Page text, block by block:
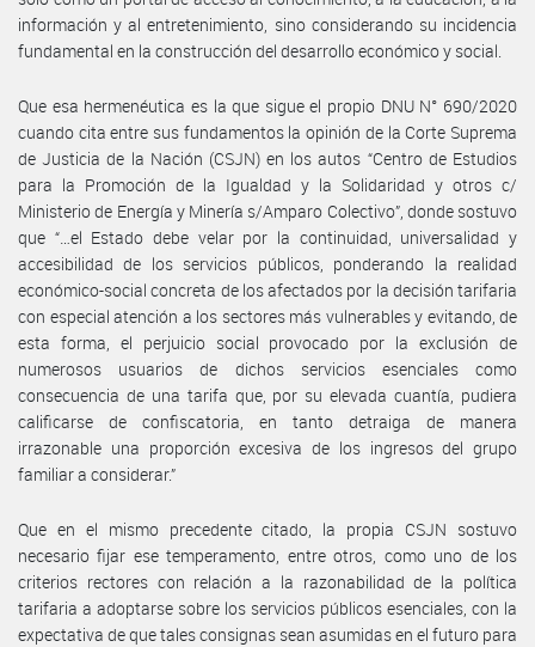
información y al entretenimiento, sino considerando su incidencia
fundamental en la construcción del desarrollo económico y social.
Que esa hermenéutica es la que sigue el propio DNU N° 690/2020
cuando cita entre sus fundamentos la opinión de la Corte Suprema
de Justicia de la Nación (CSJN) en los autos “Centro de Estudios
para la Promoción de la Igualdad y la Solidaridad y otros c/
Ministerio de Energía y Minería s/Amparo Colectivo”, donde sostuvo
que “…el Estado debe velar por la continuidad, universalidad y
accesibilidad de los servicios públicos, ponderando la realidad
económico-social concreta de los afectados por la decisión tarifaria
con especial atención a los sectores más vulnerables y evitando, de
esta forma, el perjuicio social provocado por la exclusión de
numerosos usuarios de dichos servicios esenciales como
consecuencia de una tarifa que, por su elevada cuantía, pudiera
calificarse de confiscatoria, en tanto detraiga de manera
irrazonable una proporción excesiva de los ingresos del grupo
familiar a considerar.”
Que en el mismo precedente citado, la propia CSJN sostuvo
necesario fijar ese temperamento, entre otros, como uno de los
criterios rectores con relación a la razonabilidad de la política
tarifaria a adoptarse sobre los servicios públicos esenciales, con la
expectativa de que tales consignas sean asumidas en el futuro para